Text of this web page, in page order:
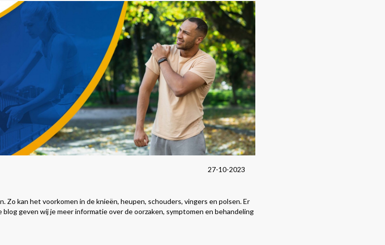
27-10-2023
Zo kan het voorkomen in de knieën, heupen, schouders, vingers en polsen. Er
geven wij je meer informatie over de oorzaken, symptomen en behandeling